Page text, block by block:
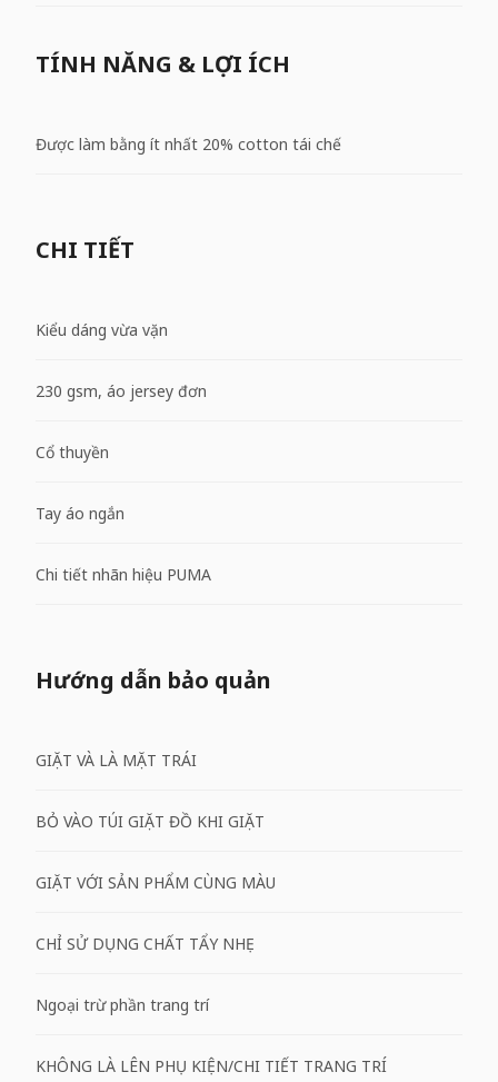
TÍNH NĂNG & LỢI ÍCH
Được làm bằng ít nhất 20% cotton tái chế
CHI TIẾT
Kiểu dáng vừa vặn
230 gsm, áo jersey đơn
Cổ thuyền
Tay áo ngắn
Chi tiết nhãn hiệu PUMA
Hướng dẫn bảo quản
GIẶT VÀ LÀ MẶT TRÁI
BỎ VÀO TÚI GIẶT ĐỒ KHI GIẶT
GIẶT VỚI SẢN PHẨM CÙNG MÀU
CHỈ SỬ DỤNG CHẤT TẨY NHẸ
Ngoại trừ phần trang trí
KHÔNG LÀ LÊN PHỤ KIỆN/CHI TIẾT TRANG TRÍ